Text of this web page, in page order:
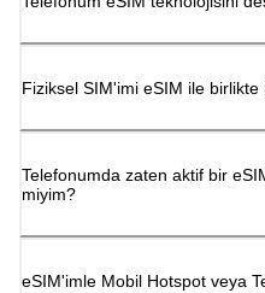
Fiziksel SIM'imi eSIM ile
Telefonumda zaten aktif bir
miyim?
eSIM'imle Mobil Hotspot veya